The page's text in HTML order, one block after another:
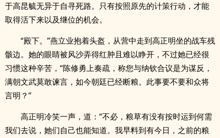
于高昆毓无异于自寻死路。只有按照原先的计策行动，才能
取得活下来以及继位的机会。
“殿下。”燕立业抱着头盔，从营中走到高正明坐的战车残
骸边。她的眼睛被风沙弄得红肿且难以睁开，不过她已经很
习惯这种辛苦，“陈修勇上奏疏，称您与纳钦合议是为谋反，
满朝文武莫敢谏言，如今朝廷已经断粮。此事要不要和众将
言明？”
高正明冷笑一声，道：“不必，粮草有没有按时运到何需
我们去说，她们自己也能知道。我早料到有今日，之前的粮